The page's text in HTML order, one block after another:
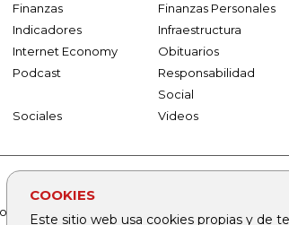
COOKIES
Este sitio web usa cookies propias y de
Finanzas
Finanzas Personales
Indicadores
Infraestructura
Internet Economy
Obituarios
Podcast
Responsabilidad
Social
Sociales Videos
empresas.larepublica.co